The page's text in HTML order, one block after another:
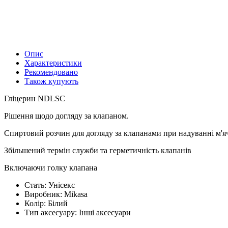
Опис
Характеристики
Рекомендовано
Також купують
Гліцерин NDLSC
Рішення щодо догляду за клапаном.
Спиртовий розчин для догляду за клапанами при надуванні
Збільшений термін служби та герметичність клапанів
Включаючи голку клапана
Стать: Унісекс
Виробник: Mikasa
Колір: Білий
Тип аксесуару: Інші аксесуари